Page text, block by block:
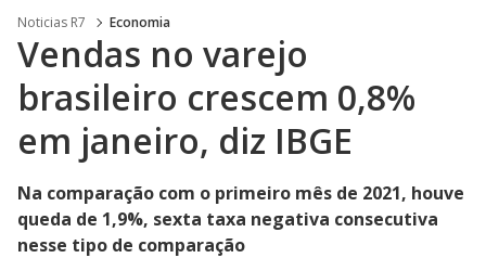
Noticias R7 Economia
Vendas no varejo
brasileiro crescem 0,8%
em janeiro, diz IBGE
Na comparação com o primeiro mês de 2021, houve
queda de 1,9%, sexta taxa negativa consecutiva
nesse tipo de comparação